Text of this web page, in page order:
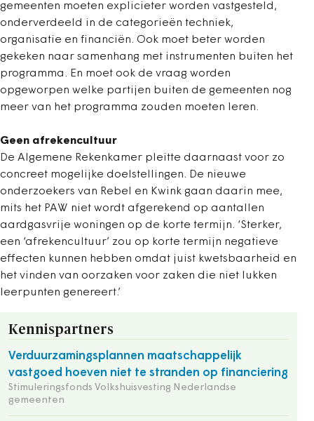
gemeenten moeten explicieter worden vastgesteld,
onderverdeeld in de categorieën techniek,
organisatie en financiën. Ook moet beter worden
gekeken naar samenhang met instrumenten buiten het
programma. En moet ook de vraag worden
opgeworpen welke partijen buiten de gemeenten nog
meer van het programma zouden moeten leren.
Geen afrekencultuur
De Algemene Rekenkamer pleitte daarnaast voor zo
concreet mogelijke doelstellingen. De nieuwe
onderzoekers van Rebel en Kwink gaan daarin mee,
mits het PAW niet wordt afgerekend op aantallen
aardgasvrije woningen op de korte termijn. ‘Sterker,
een ‘afrekencultuur’ zou op korte termijn negatieve
effecten kunnen hebben omdat juist kwetsbaarheid en
het vinden van oorzaken voor zaken die niet lukken
leerpunten genereert.’
Kennispartners
Verduurzamingsplannen maatschappelijk
vastgoed hoeven niet te stranden op financiering
Stimuleringsfonds Volkshuisvesting Nederlandse
gemeenten